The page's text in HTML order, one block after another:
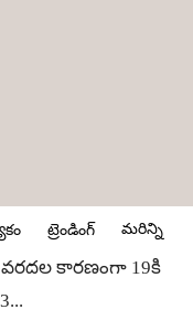
ట్రెండింగ్
మరిన్ని
వరదల కారణంగా 19కి